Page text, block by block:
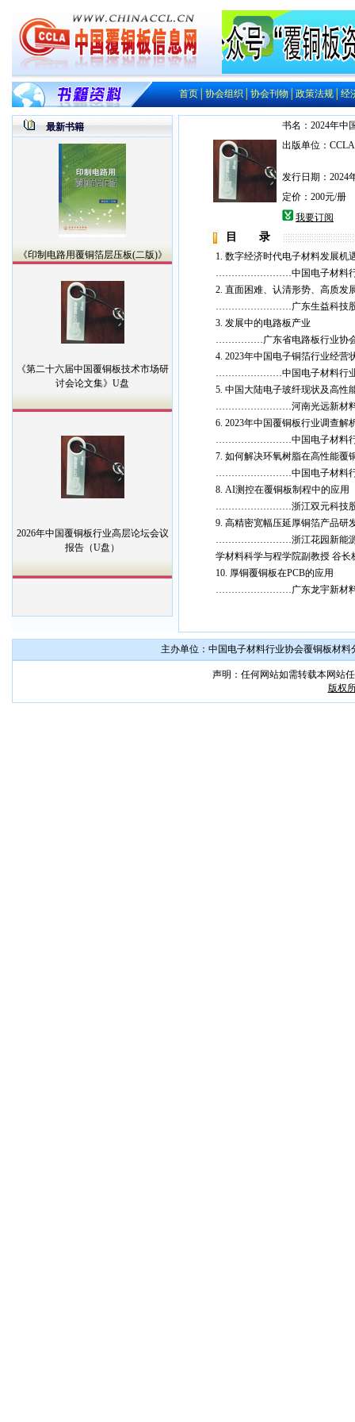
首页│协会组织│协会刊物│政策法规│经
最新书籍
《印制电路用覆铜箔层压板(二版)》
《第二十六届中国覆铜板技术市场研
讨会论文集》U盘
2026年中国覆铜板行业高层论坛会议
报告（U盘）
书名：2024年中
出版单位：CCLA
发行日期：2024
定价：200元/册
我要订阅
目 录
1. 数字经济时代电子材料发展机
……………………中国电子材料行
2. 直面困难、认清形势、高质发
……………………广东生益科技股
3. 发展中的电路板产业
……………广东省电路板行业协会
4. 2023年中国电子铜箔行业经营
…………………中国电子材料行业
5. 中国大陆电子玻纤现状及高性
……………………河南光远新材料
6. 2023年中国覆铜板行业调查解
……………………中国电子材料行业
7. 如何解决环氧树脂在高性能覆
……………………中国电子材料行业
8. AI测控在覆铜板制程中的应用
……………………浙江双元科技股
9. 高精密宽幅压延厚铜箔产品研
……………………浙江花园新能源股
学材料科学与程学院副教授 谷长
10. 厚铜覆铜板在PCB的应用
……………………广东龙宇新材料
主办单位：中国电子材料行业协会覆铜板材
声明：任何网站如需转载本网站
版权